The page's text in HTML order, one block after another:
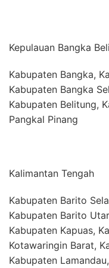
Kepulauan Bangka
Kabupaten Bangka,
Kabupaten Bangka
Kabupaten Belitung,
Pangkal Pinang
Kalimantan Tengah
Kabupaten Barito
Kabupaten Barito
Kabupaten Kapuas,
Kotawaringin Barat,
Kabupaten